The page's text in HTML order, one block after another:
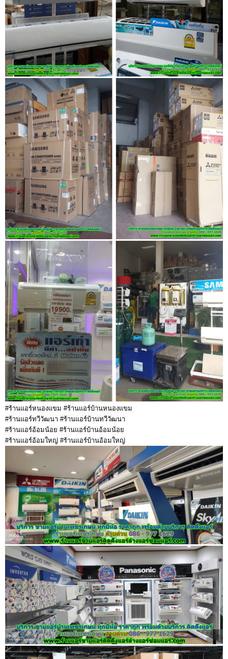
#ร้านแอร์หนองแขม #ร้านแอร์บ้านหนองแขม
#ร้านแอร์ทวีวัฒนา #ร้านแอร์บ้านทวีวัฒนา
#ร้านแอร์อ้อมน้อย #ร้านแอร์บ้านอ้อมน้อย
#ร้านแอร์อ้อมใหญ่ #ร้านแอร์บ้านอ้อมใหญ่